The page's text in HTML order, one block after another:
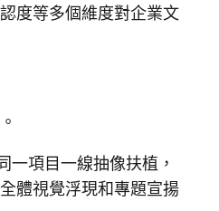
度等多個維度對企業文
一項目一線抽像扶植，
體視覺浮現和專題宣揚